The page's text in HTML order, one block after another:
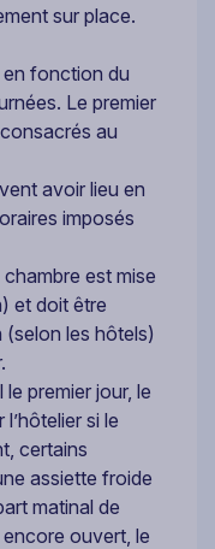
sur place.
en fonction du
Le premier
au
avoir lieu en
imposés
est mise
et doit être
(selon les hôtels)
le premier jour, le
si le
certains
assiette froide
matinal de
encore ouvert, le